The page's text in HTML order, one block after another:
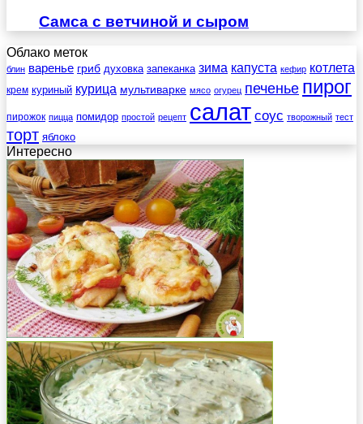
Самса с ветчиной и сыром
Облако меток
блин варенье гриб духовка запеканка зима капуста кефир котлета
крем куриный курица мультиварке мясо огурец печенье пирог
пирожок пицца помидор простой рецепт салат соус творожный тест
торт яблоко
Интересно